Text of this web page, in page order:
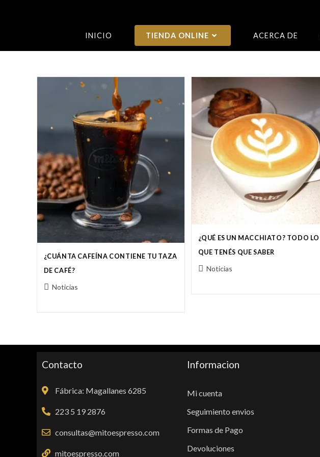
INICIO TIENDA ONLINE ACERCA DE
¿CUÁNTA CAFEÍNA CONTIENE TU TAZA
DE CAFÉ?
Noticias
¿QUÉ ES UN MACCHIATO? TODO LO
QUE TENÉS QUE SABER
Noticias
Contacto
Fábrica: Magallanes 6285
223 5 19 2876
consultas@mitoespresso.com
mitoespresso.com
Informacion
Mi cuenta
Seguimiento envios
Formas de Pago
Devoluciones